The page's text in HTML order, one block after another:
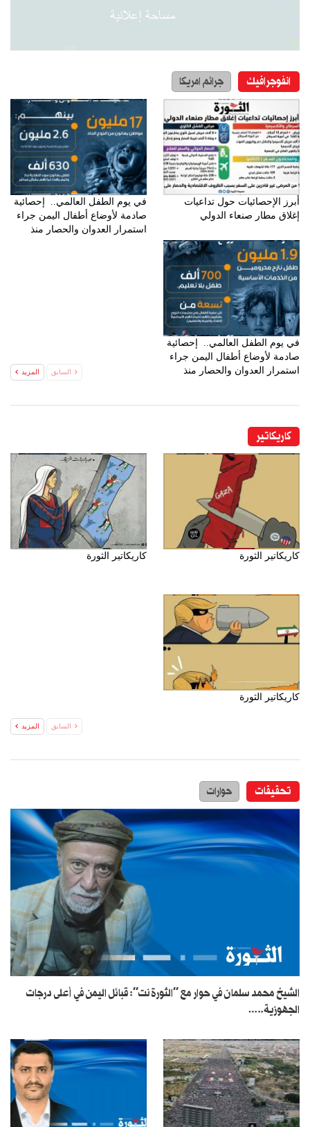
انفوجرافيك جرائم امريكا
أبرز الإحصائيات حول تداعيات
إغلاق مطار صنعاء الدولي
في يوم الطفل العالمي.. إحصائية
صادمة لأوضاع أطفال اليمن جراء
استمرار العدوان والحصار منذ
في يوم الطفل العالمي.. إحصائية
صادمة لأوضاع أطفال اليمن جراء
استمرار العدوان والحصار منذ
السابق المزيد
كاريكاتير
كاريكاتير الثورة كاريكاتير الثورة
كاريكاتير الثورة
السابق المزيد
تحقيقات حوارات
الشيخ محمد سلمان في حوار مع ’’الثورة نت’’: قبائل اليمن في أعلى درجات
الجهوزية..…